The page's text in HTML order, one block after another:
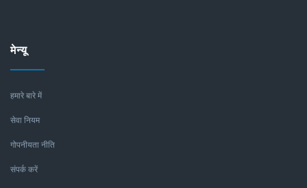
मेन्यू
हमारे बारे में
सेवा नियम
गोपनीयता नीति
संपर्क करें